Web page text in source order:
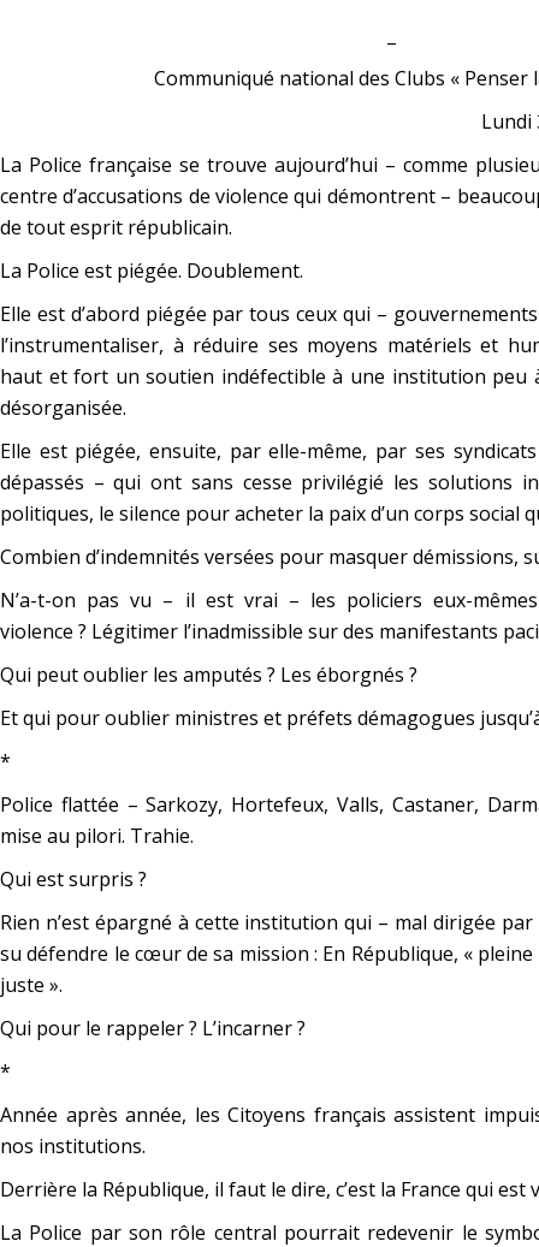
Communiqué national des Clubs « Penser
Lundi
La Police française se trouve aujourd’hui – comme
centre d’accusations de violence qui démontrent –
de tout esprit républicain.
La Police est piégée. Doublement.
Elle est d’abord piégée par tous ceux qui –
l’instrumentaliser, à réduire ses moyens matériels et
haut et fort un soutien indéfectible à une institution peu
désorganisée.
Elle est piégée, ensuite, par elle-même, par ses
dépassés – qui ont sans cesse privilégié les solutions
politiques, le silence pour acheter la paix d’un corps social
Combien d’indemnités versées pour masquer démissions,
N’a-t-on pas vu – il est vrai – les policiers eux-
violence ? Légitimer l’inadmissible sur des manifestants
Qui peut oublier les amputés ? Les éborgnés ?
Et qui pour oublier ministres et préfets démagogues
*
Police flattée – Sarkozy, Hortefeux, Valls, Castaner,
mise au pilori. Trahie.
Qui est surpris ?
Rien n’est épargné à cette institution qui – mal dirigée par
su défendre le cœur de sa mission : En République, «
juste ».
Qui pour le rappeler ? L’incarner ?
*
Année après année, les Citoyens français assistent
nos institutions.
Derrière la République, il faut le dire, c’est la France qui est
La Police par son rôle central pourrait redevenir le